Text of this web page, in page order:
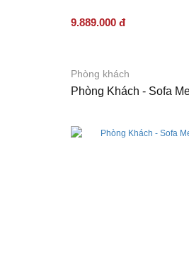
9.889.000 đ
Phòng khách
Phòng Khách - Sofa